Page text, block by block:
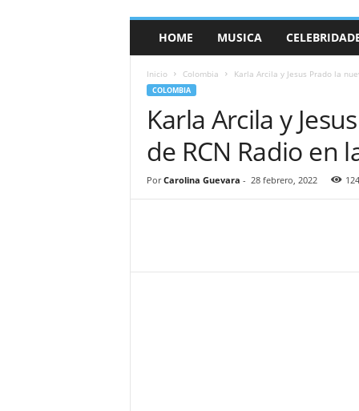
a
HOME MUSICA
Inicio Colombia Karla Arcila y Jesus Prado la
COLOMBIA
Karla Arcila y
de RCN Radio en
Por Carolina Guevara - 28 febrero, 2022